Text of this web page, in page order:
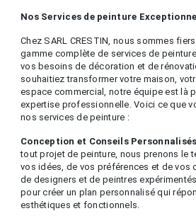
Nos Services de peinture
Chez SARL CRESTIN, nous sommes
gamme complète de services de
vos besoins de décoration et de
souhaitiez transformer votre maison,
espace commercial, notre équipe est là
expertise professionnelle. Voici ce que
nos services de peinture :
Conception et Conseils Personnalisés
tout projet de peinture, nous prenons le
vos idées, de vos préférences et de vos
de designers et de peintres
pour créer un plan personnalisé qui
esthétiques et fonctionnels.